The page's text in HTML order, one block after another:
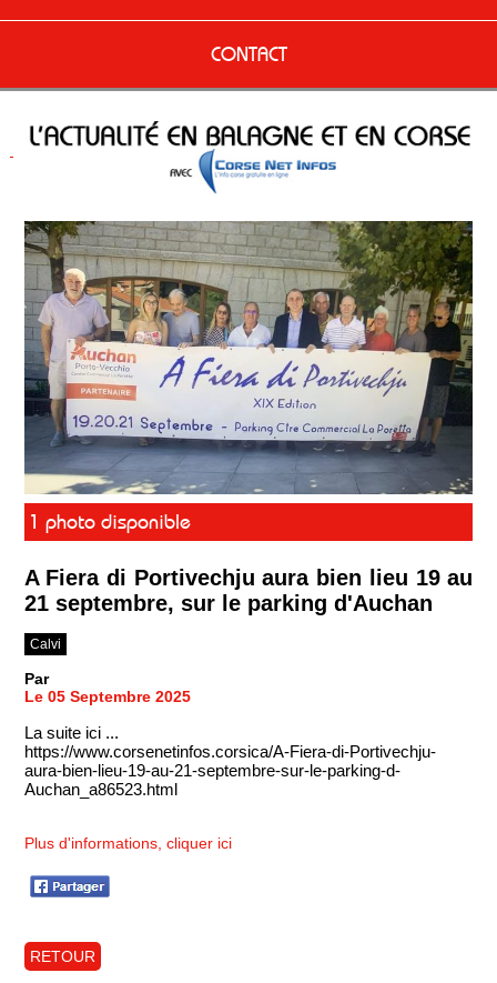
CONTACT
1 photo disponible
A Fiera di Portivechju aura bien lieu 19 au
21 septembre, sur le parking d'Auchan
Calvi
Par
Le 05 Septembre 2025
La suite ici ...
https://www.corsenetinfos.corsica/A-Fiera-di-Portivechju-
aura-bien-lieu-19-au-21-septembre-sur-le-parking-d-
Auchan_a86523.html
Plus d'informations, cliquer ici
RETOUR